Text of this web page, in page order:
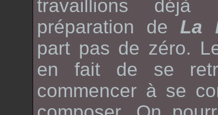
travaillions
préparation de La
part pas de zéro.
en fait de se
commencer à se